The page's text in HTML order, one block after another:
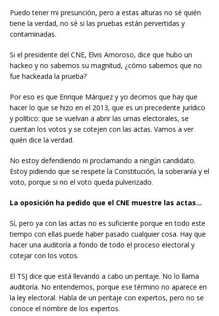
Puedo tener mi presunción, pero a estas alturas no sé quién
tiene la verdad, no sé si las pruebas están pervertidas y
contaminadas.
Si el presidente del CNE, Elvis Amoroso, dice que hubo un
hackeo y no sabemos su magnitud, ¿cómo sabemos que no
fue hackeada la prueba?
Por eso es que Enrique Márquez y yo decimos que hay que
hacer lo que se hizo en el 2013, que es un precedente jurídico
y político: que se vuelvan a abrir las urnas electorales, se
cuentan los votos y se cotejen con las actas. Vamos a ver
quién dice la verdad.
No estoy defendiendo ni proclamando a ningún candidato.
Estoy pidiendo que se respete la Constitución, la soberanía y el
voto, porque si no el voto queda pulverizado.
La oposición ha pedido que el CNE muestre las actas…
Sí, pero ya con las actas no es suficiente porque en todo este
tiempo con ellas puede haber pasado cualquier cosa. Hay que
hacer una auditoría a fondo de todo el proceso electoral y
cotejar con los votos.
El TSJ dice que está llevando a cabo un peritaje. No lo llama
auditoría. No entendemos, porque ese término no aparece en
la ley electoral. Habla de un peritaje con expertos, pero no se
conoce el nombre de los expertos.